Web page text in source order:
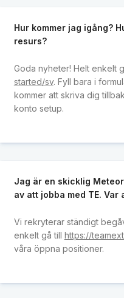
Hur kommer jag igång?
resurs?
Goda nyheter! Helt enkelt
started/sv. Fyll bara i
kommer att skriva dig
konto setup.
Jag är en skicklig
av att jobba med TE. Var
Vi rekryterar ständigt
enkelt gå till https://
våra öppna positioner.